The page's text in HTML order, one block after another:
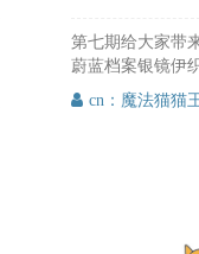
第七期给大家带
蔚蓝档案银镜伊
师的名字已经改
迟，始终还是迟
cn：魔法猫猫